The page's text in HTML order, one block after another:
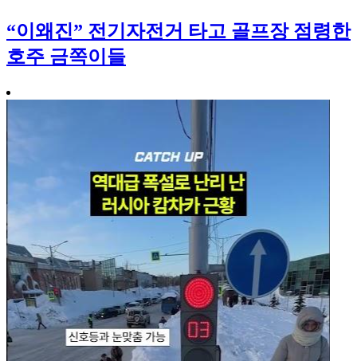
“이왜진” 전기자전거 타고 골프장 점령한
호주 금쪽이들